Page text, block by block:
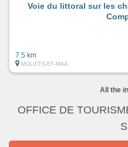
Voie du littoral sur les
7.5 km
MOLIETS-ET-MAA
All the
OFFICE DE